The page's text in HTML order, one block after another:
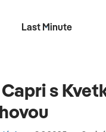
Last Minute
s